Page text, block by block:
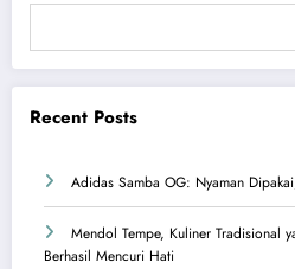
Recent Posts
Adidas Samba OG: Nyaman
Mendol Tempe, Kuliner Tradisional
Berhasil Mencuri Hati